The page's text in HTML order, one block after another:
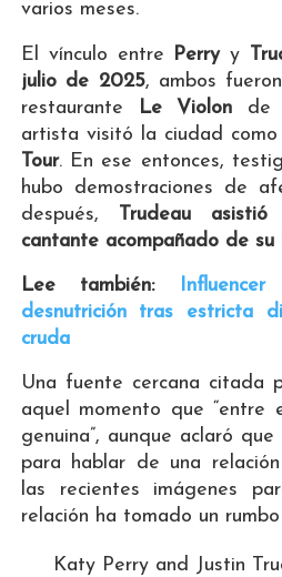
varios meses.
El vínculo entre Perryy
julio de 2025, ambos
restaurante
Le Violon de
artista visitó la ciudad
Tour. En ese entonces,
hubo demostraciones de
después, Trudeau
cantante acompañado de su
Lee también:
desnutrición tras estricta
cruda
Una fuente cercana citada
aquel momento que “entre
genuina”, aunque aclaró
para hablar de una
las recientes imágenes
relación ha tomado un
Katy Perry and Justin